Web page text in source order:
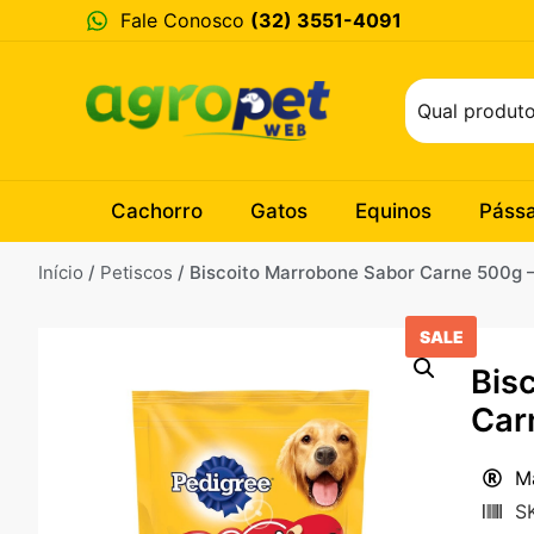
Fale Conosco (32) 3551-4091
Cachorro Gatos Equinos
Início / Petiscos / Biscoito Marrobone Sabor Carne 500g
SALE